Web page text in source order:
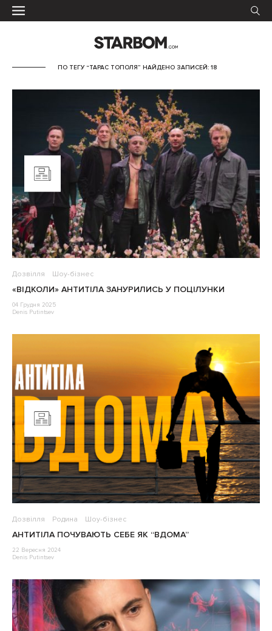
ПО ТЕГУ “ТАРАС ТОПОЛЯ” НАЙДЕНО ЗАПИСЕЙ: 18
Дозвілля Шоу-бізнес
«ВІДКОЛИ» АНТИТІЛА ЗАНУРИЛИСЬ У ПОЦІЛУНКИ
04 Грудня 2025
Denis Putintsev
Дозвілля Родина Шоу-бізнес
АНТИТІЛА ПОЧУВАЮТЬ СЕБЕ ЯК “ВДОМА”
22 Вересня 2024
Denis Putintsev